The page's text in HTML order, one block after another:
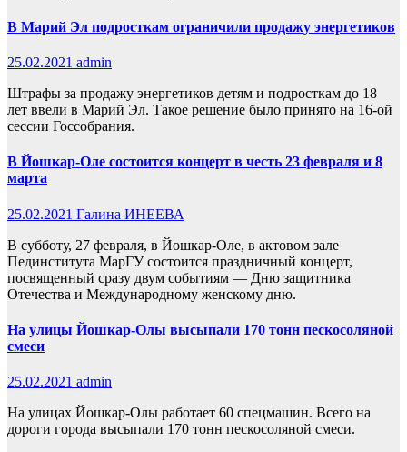
В Марий Эл подросткам ограничили продажу энергетиков
25.02.2021 admin
Штрафы за продажу энергетиков детям и подросткам до 18
лет ввели в Марий Эл. Такое решение было принято на 16-ой
сессии Госсобрания.
В Йошкар-Оле состоится концерт в честь 23 февраля и 8
марта
25.02.2021 Галина ИНЕЕВА
В субботу, 27 февраля, в Йошкар-Оле, в актовом зале
Пединститута МарГУ состоится праздничный концерт,
посвященный сразу двум событиям — Дню защитника
Отечества и Международному женскому дню.
На улицы Йошкар-Олы высыпали 170 тонн пескосоляной
смеси
25.02.2021 admin
На улицах Йошкар-Олы работает 60 спецмашин. Всего на
дороги города высыпали 170 тонн пескосоляной смеси.